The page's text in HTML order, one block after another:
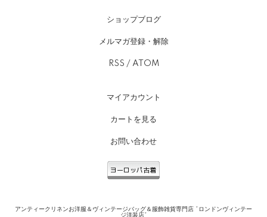
ショップブログ
メルマガ登録・解除
RSS / ATOM
マイアカウント
カートを見る
お問い合わせ
アンティークリネンお洋服＆ヴィンテージバッグ＆服飾雑貨専門店 *ロンドンヴィンテー
ジ洋装店*